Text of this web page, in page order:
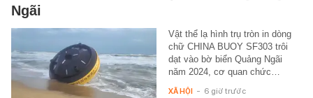
Ngãi
Vật thể lạ hình trụ tròn in dòng
chữ CHINA BUOY SF303 trôi
dạt vào bờ biển Quảng Ngãi
năm 2024, cơ quan chức…
XÃ HỘI - 6 giờ trước